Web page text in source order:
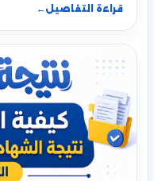
قراءة التفاصيل ←